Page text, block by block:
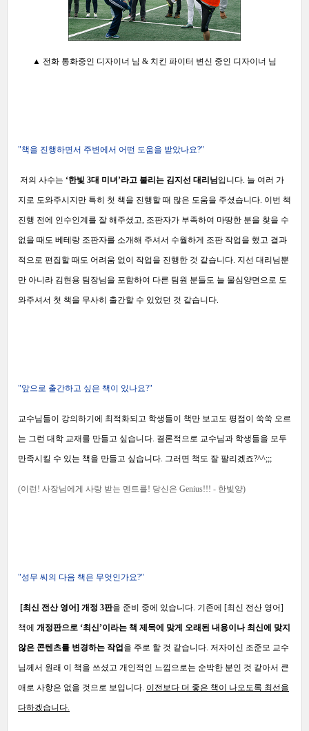
▲ 전화 통화중인 디자이너 님 & 치킨 파이터 변신 중인 디자이너 님
"책을 진행하면서 주변에서 어떤 도움을 받았나요?"
저의 사수는 ‘한빛 3대 미녀’라고 불리는 김지선 대리님 입니다. 늘 여러 가
지로 도와주시지만 특히 첫 책을 진행할 때 많은 도움을 주셨습니다. 이번 책
진행 전에 인수인계를 잘 해주셨고, 조판자가 부족하여 마땅한 분을 찾을 수
없을 때도 베테랑 조판자를 소개해 주셔서 수월하게 조판 작업을 했고 결과
적으로 편집할 때도 어려움 없이 작업을 진행한 것 같습니다. 지선 대리님뿐
만 아니라 김현용 팀장님을 포함하여 다른 팀원 분들도 늘 물심양면으로 도
와주셔서 첫 책을 무사히 출간할 수 있었던 것 같습니다.
"앞으로 출간하고 싶은 책이 있나요?"
교수님들이 강의하기에 최적화되고 학생들이 책만 보고도 평점이 쑥쑥 오르
는 그런 대학 교재를 만들고 싶습니다. 결론적으로 교수님과 학생들을 모두
만족시킬 수 있는 책을 만들고 싶습니다. 그러면 책도 잘 팔리겠죠?^^;;;
(이런! 사장님에게 사랑 받는 멘트를! 당신은 Genius!!! - 한빛양)
"성무 씨의 다음 책은 무엇인가요?"
[최신 전산 영어] 개정 3판을 준비 중에 있습니다. 기존에 [최신 전산 영어]
책에 개정판으로 ‘최신’이라는 책 제목에 맞게 오래된 내용이나 최신에 맞지
않은 콘텐츠를 변경하는 작업 을 주로 할 것 같습니다. 저자이신 조준모 교수
님께서 원래 이 책을 쓰셨고 개인적인 느낌으로는 순박한 분인 것 같아서 큰
애로 사항은 없을 것으로 보입니다. 이전보다 더 좋은 책이 나오도록 최선을
다하겠습니다.